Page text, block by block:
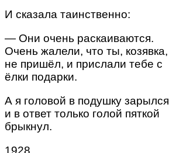
И сказала таинственно:
— Они очень раскаиваются.
Очень жалели, что ты, козявка,
не пришёл, и прислали тебе с
ёлки подарки.
А я головой в подушку зарылся
и в ответ только голой пяткой
брыкнул.